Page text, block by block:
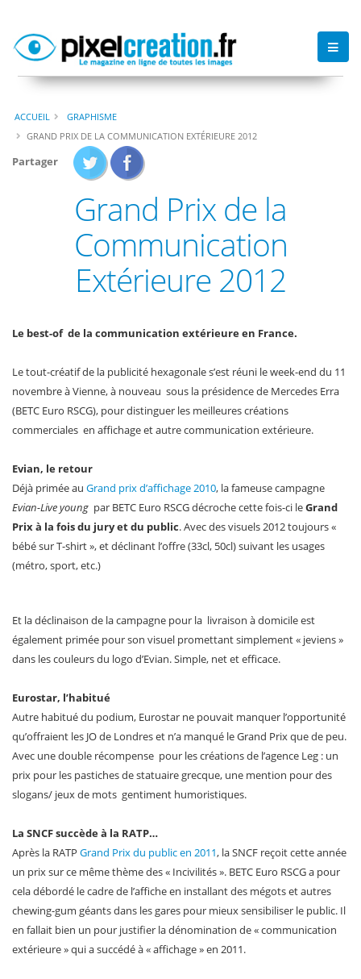
ACCUEIL
GRAPHISME
GRAND PRIX DE LA COMMUNICATION EXTÉRIEURE 2012
Partager
Grand Prix de la
Communication
Extérieure 2012
Le best-of de la communication extérieure en France.
Le tout-créatif de la publicité hexagonale s’est réuni le week-end du 11
novembre à Vienne, à nouveau sous la présidence de Mercedes Erra
(BETC Euro RSCG), pour distinguer les meilleures créations
commerciales en affichage et autre communication extérieure.
Evian, le retour
Déjà primée au Grand prix d’affichage 2010, la fameuse campagne
Evian-Live young par BETC Euro RSCG décroche cette fois-ci leGrand
Prix à la fois du jury et du public. Avec des visuels 2012 toujours «
bébé sur T-shirt », et déclinant l’offre (33cl, 50cl) suivant les usages
(métro, sport, etc.)
Et la déclinaison de la campagne pour la livraison à domicile est
également primée pour son visuel promettant simplement « jeviens »
dans les couleurs du logo d’Evian. Simple, net et efficace.
Eurostar, l’habitué
Autre habitué du podium, Eurostar ne pouvait manquer l’opportunité
qu’offraient les JO de Londres et n’a manqué le Grand Prix que de peu.
Avec une double récompense pour les créations de l’agence Leg : un
prix pour les pastiches de statuaire grecque, une mention pour des
slogans/ jeux de mots gentiment humoristiques.
La SNCF succède à la RATP…
Après la RATP Grand Prix du public en 2011, la SNCF reçoit cette année
un prix sur ce même thème des « Incivilités ». BETC Euro RSCG a pour
cela débordé le cadre de l’affiche en installant des mégots et autres
chewing-gum géants dans les gares pour mieux sensibiliser le public. Il
en fallait bien un pour justifier la dénomination de « communication
extérieure » qui a succédé à « affichage » en 2011.